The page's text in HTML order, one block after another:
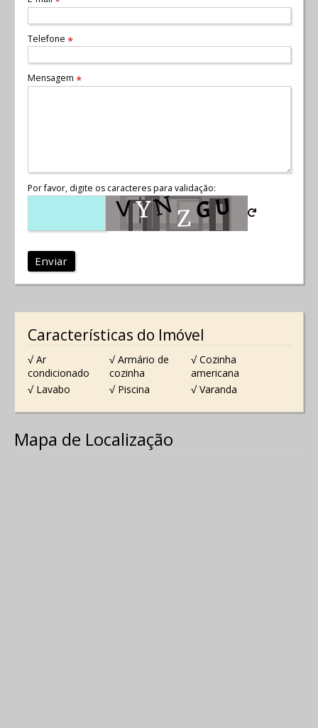
Telefone *
Mensagem *
Por favor, digite os caracteres para validação:
Enviar
Características do Imóvel
√ Ar
condicionado
√ Armário de
cozinha
√ Cozinha
americana
√ Lavabo
√ Piscina √ Varanda
Mapa de Localização